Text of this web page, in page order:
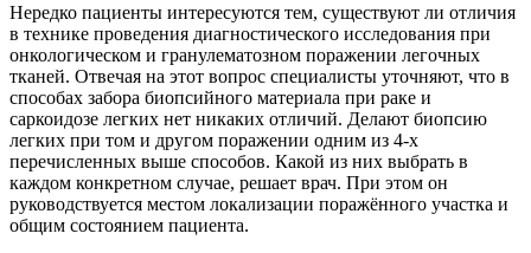
Нередко пациенты интересуются тем, существуют ли отличия
в технике проведения диагностического исследования при
онкологическом и гранулематозном поражении легочных
тканей. Отвечая на этот вопрос специалисты уточняют, что в
способах забора биопсийного материала при раке и
саркоидозе легких нет никаких отличий. Делают биопсию
легких при том и другом поражении одним из 4-х
перечисленных выше способов. Какой из них выбрать в
каждом конкретном случае, решает врач. При этом он
руководствуется местом локализации поражённого участка и
общим состоянием пациента.